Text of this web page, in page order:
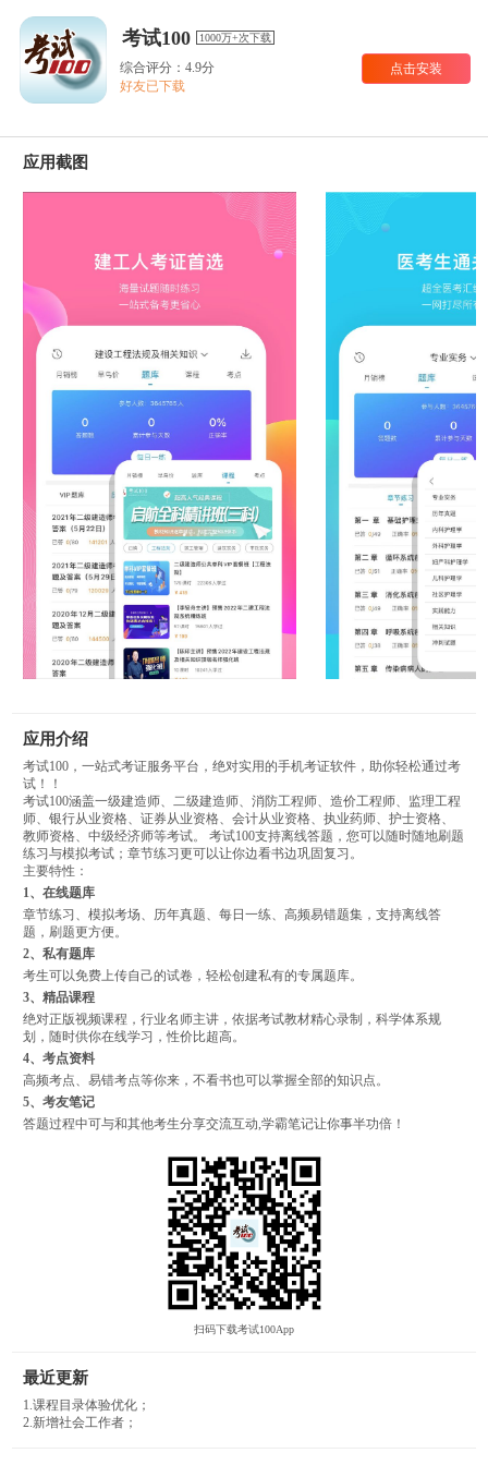
考试100 1000万+次下载
综合评分：4.9分
好友已下载
点击安装
应用截图
应用介绍
考试100，一站式考证服务平台，绝对实用的手机考证软件，助你轻松通过考
试！！
考试100涵盖一级建造师、二级建造师、消防工程师、造价工程师、监理工程
师、银行从业资格、证券从业资格、会计从业资格、执业药师、护士资格、
教师资格、中级经济师等考试。 考试100支持离线答题，您可以随时随地刷题
练习与模拟考试；章节练习更可以让你边看书边巩固复习。
主要特性：
1、在线题库
章节练习、模拟考场、历年真题、每日一练、高频易错题集，支持离线答
题，刷题更方便。
2、私有题库
考生可以免费上传自己的试卷，轻松创建私有的专属题库。
3、精品课程
绝对正版视频课程，行业名师主讲，依据考试教材精心录制，科学体系规
划，随时供你在线学习，性价比超高。
4、考点资料
高频考点、易错考点等你来，不看书也可以掌握全部的知识点。
5、考友笔记
答题过程中可与和其他考生分享交流互动,学霸笔记让你事半功倍！
扫码下载考试100App
最近更新
1.课程目录体验优化；
2.新增社会工作者；